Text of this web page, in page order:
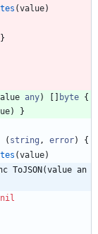
(value)
}
any) byte {
) }
( string , error)
{
(value)
ToJSON(value an
nil